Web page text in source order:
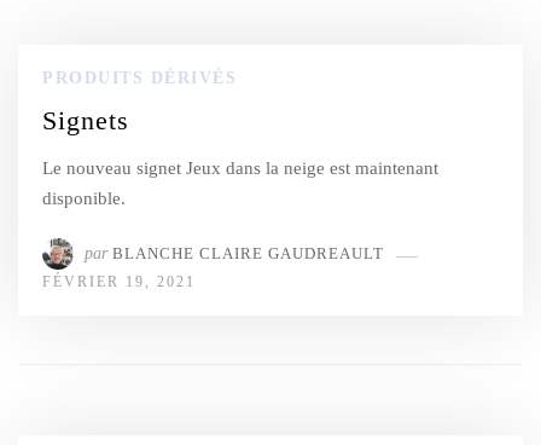
PRODUITS DÉRIVÉS
Signets
Le nouveau signet Jeux dans la neige est maintenant
disponible.
par BLANCHE CLAIRE GAUDREAULT
FÉVRIER 19, 2021